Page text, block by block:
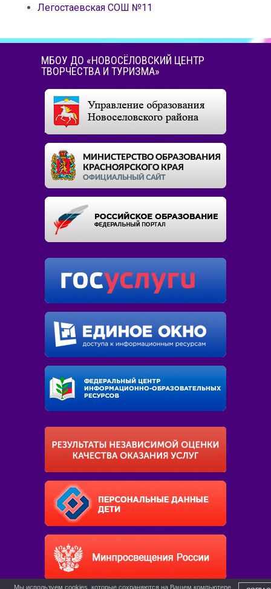
Легостаевская СОШ №11
МБОУ ДО «НОВОСЁЛОВСКИЙ ЦЕНТР
ТВОРЧЕСТВА И ТУРИЗМА»
Мы используем cookies, которые сохраняются на Вашем компьютере